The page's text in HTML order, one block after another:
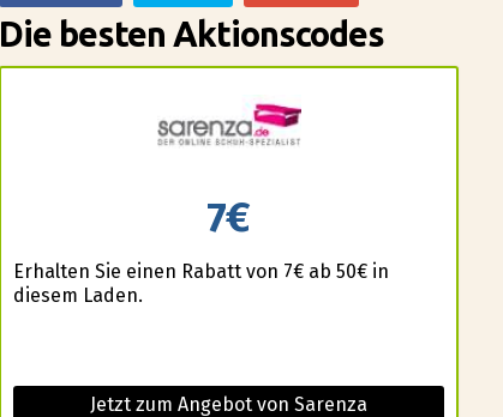
Die besten Aktionscodes
7€
Erhalten Sie einen Rabatt von 7€ ab 50€ in
diesem Laden.
Jetzt zum Angebot von Sarenza